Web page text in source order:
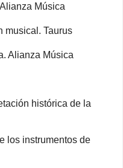
Música
musical. Taurus
Alianza Música
histórica de la
los instrumentos de